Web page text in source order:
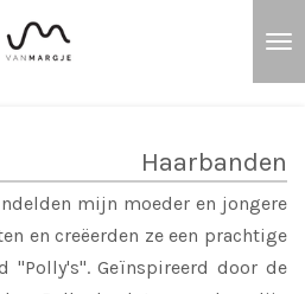
Haarbanden
mijn moeder en jongere
en creëerden ze een prachtige
"Polly's". Geïnspireerd door de